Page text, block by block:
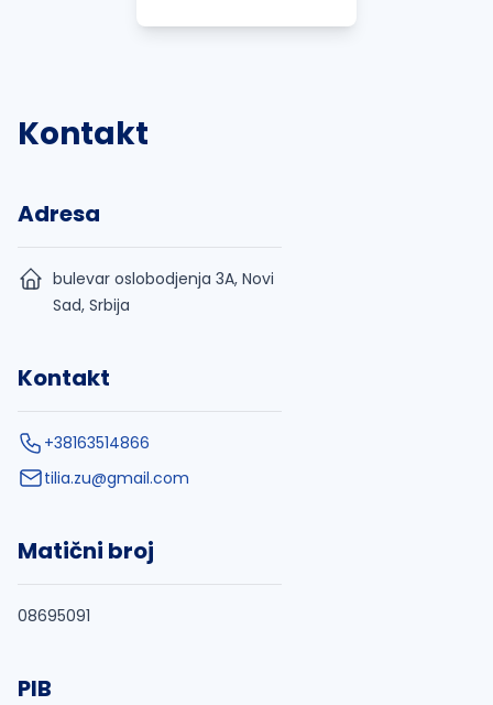
Kontakt
Adresa
bulevar oslobodjenja 3A, Novi
Sad, Srbija
Kontakt
+38163514866
tilia.zu@gmail.com
Matični broj
08695091
PIB